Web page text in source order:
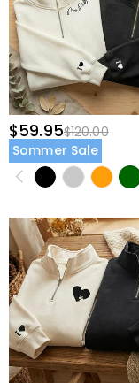
$59.95$120.00
Sommer Sale